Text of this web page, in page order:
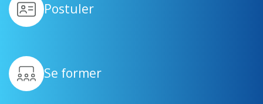
Postuler
Se former